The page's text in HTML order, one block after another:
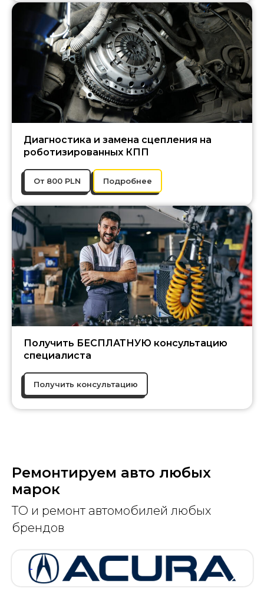
Диагностика и замена сцепления на
роботизированных КПП
От 800 PLN Подробнее
Получить БЕСПЛАТНУЮ консультацию
специалиста
Получить консультацию
Ремонтируем авто любых
марок
ТО и ремонт автомобилей любых
брендов